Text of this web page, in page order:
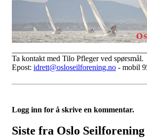
Ta kontakt med Tilo Pfleger ved spørsmål.
Epost: idrett@osloseilforening.no - mobil
Logg inn for å skrive en kommentar.
Siste fra Oslo Seilforening